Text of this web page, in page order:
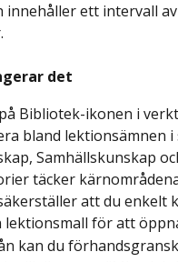
innehåller ett intervall
det
Bibliotek-ikonen i
bland lektionsämnen
Samhällskunskap
täcker
att du enkelt
lektionsmall för att
kan du